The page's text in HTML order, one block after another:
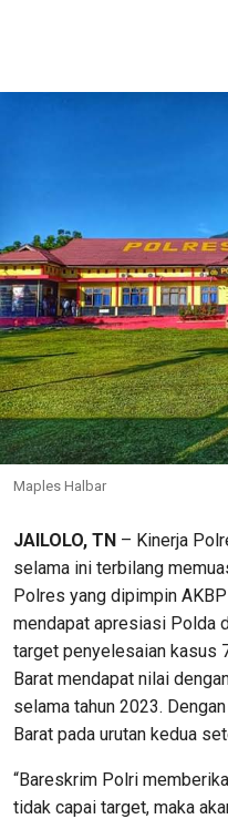
Maples Halbar
JAILOLO, TN – Kinerja
selama ini terbilang
Polres yang dipimpin
mendapat apresiasi Polda
target penyelesaian kasus
Barat mendapat nilai
selama tahun 2023.
Barat pada urutan kedua
“Bareskrim Polri
tidak capai target, maka